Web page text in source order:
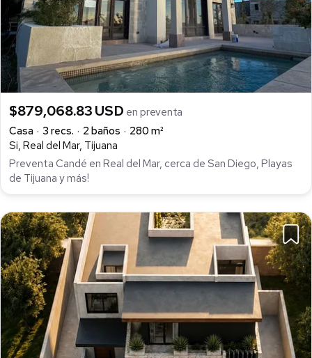
$879,068.83 USD en preventa
Casa
3 recs. 2 baños
280 m²
Si, Real del Mar, Tijuana
Preventa Candé en Real del Mar, cerca de San Diego, Playas
de Tijuana y más!